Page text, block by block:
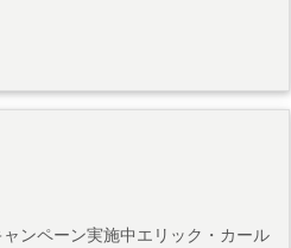
ンペーン実施中エリック・カール